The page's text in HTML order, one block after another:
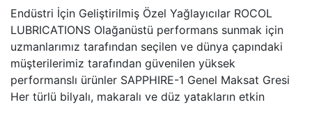
Endüstri İçin Geliştirilmiş Özel Yağlayıcılar ROCOL
LUBRICATIONS Olağanüstü performans sunmak için
uzmanlarımız tarafından seçilen ve dünya çapındaki
müşterilerimiz tarafından güvenilen yüksek
performanslı ürünler SAPPHIRE-1 Genel Maksat Gresi
Her türlü bilyalı, makaralı ve düz yatakların etkin